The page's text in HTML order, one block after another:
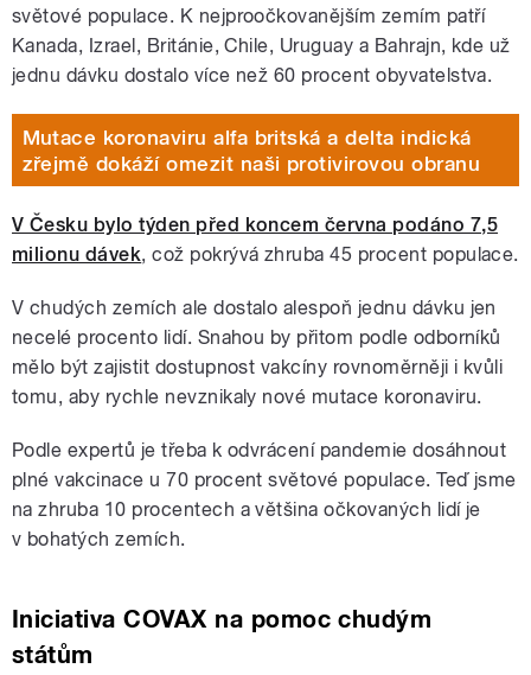
světové populace. K nejproočkovanějším zemím patří
Kanada, Izrael, Británie, Chile, Uruguay a Bahrajn, kde už
jednu dávku dostalo více než 60 procent obyvatelstva.
Mutace koronaviru alfa britská a delta indická
zřejmě dokáží omezit naši protivirovou obranu
V Česku bylo týden před koncem června podáno 7,5
milionu dávek, což pokrývá zhruba 45 procent populace.
V chudých zemích ale dostalo alespoň jednu dávku jen
necelé procento lidí. Snahou by přitom podle odborníků
mělo být zajistit dostupnost vakcíny rovnoměrněji i kvůli
tomu, aby rychle nevznikaly nové mutace koronaviru.
Podle expertů je třeba k odvrácení pandemie dosáhnout
plné vakcinace u 70 procent světové populace. Teď jsme
na zhruba 10 procentech a většina očkovaných lidí je
v bohatých zemích.
Iniciativa COVAX na pomoc chudým
státům